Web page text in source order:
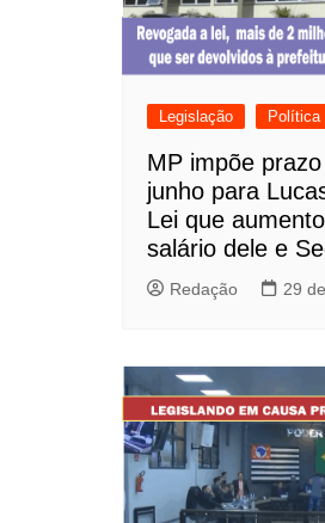
Legislação Política
MP impõe
junho para
Lei que
salário dele e
Redação 29